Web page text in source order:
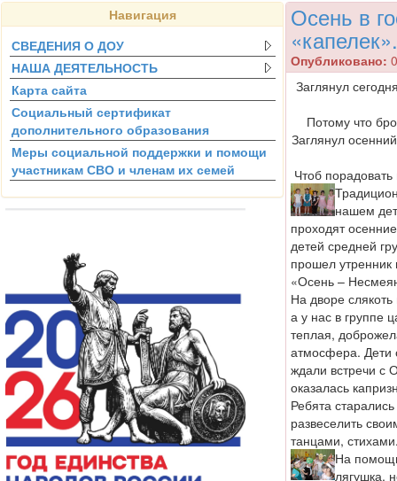
Навигация
СВЕДЕНИЯ О ДОУ
НАША ДЕЯТЕЛЬНОСТЬ
Карта сайта
Социальный сертификат
дополнительного образования
Меры социальной поддержки и помощи
участникам СВО и членам их семей
Осень в
«капелек».
Опубликовано:
Заглянул
Потому что
Заглянул
Чтоб
нашем
проходят
детей средней
прошел
«Осень –
На дворе
а у нас в группе
теплая,
атмосфера. Дети
ждали встречи с
оказалась
Ребята
развеселить
танцами,
На
лягушка,